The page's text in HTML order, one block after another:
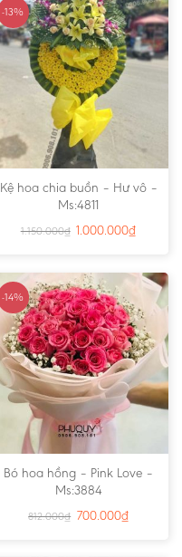
-13%
Kệ hoa chia buồn – Hư vô –
Ms:4811
1.150.000₫ 1.000.000₫
-14%
Bó hoa hồng – Pink Love –
Ms:3884
812.000₫ 700.000₫